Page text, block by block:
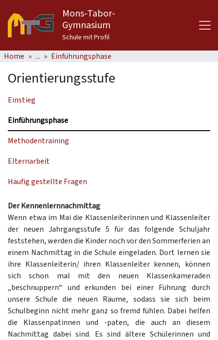
Mons-Tabor-
Gymnasium
Schule mit Profil
Home ... Einführungsphase
Orientierungsstufe
Einstieg
Einführungsphase
Methodentraining
Elternarbeit
Häufig gestellte Fragen
Der Kennenlernnachmittag
Wenn etwa im Mai die Klassenleiterinnen und Klassenleiter
der neuen Jahrgangsstufe 5 für das folgende Schuljahr
feststehen, werden die Kinder noch vor den Sommerferien an
einem Nachmittag in die Schule eingeladen. Dort lernen sie
ihre Klassenleiterin/ ihren Klassenleiter kennen, können
sich schon mal mit den neuen Klassenkameraden
„beschnuppern“ und erkunden bei einer Führung durch
unsere Schule die neuen Räume, sodass sie sich beim
Schulbeginn nicht mehr ganz so fremd fühlen. Dabei helfen
die Klassenpatinnen und -paten, die auch an diesem
Nachmittag dabei sind. Es sind ältere Schülerinnen und